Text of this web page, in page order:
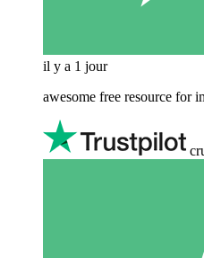
il y a 1 jour
awesome free resource for